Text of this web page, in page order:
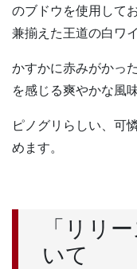
のブドウを使用して
兼揃えた王道の白ワ
かすかに赤みがかっ
を感じる爽やかな風味
ピノグリらしい、可
めます。
「リリ
いて